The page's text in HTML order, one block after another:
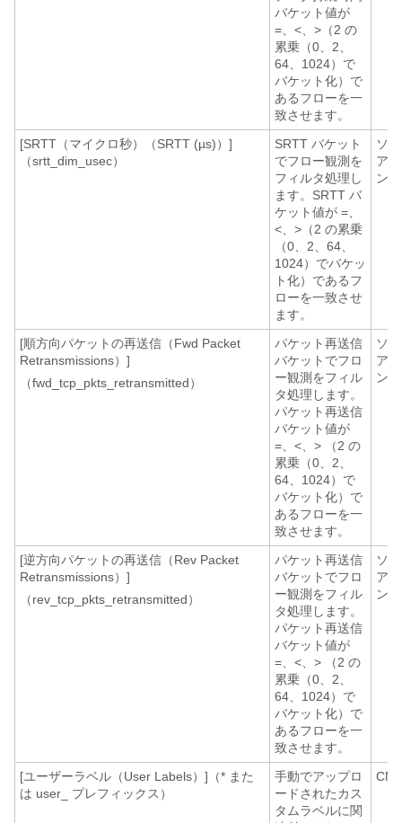
バケット値が
=、<、>（2 の
累乗（0、2、
64、1024）で
バケット化）で
あるフローを一
致させます。
[SRTT（マイクロ秒）（SRTT (µs)）]
（srtt_dim_usec）
SRTT バケット
でフロー観測を
フィルタ処理し
ます。SRTT バ
ケット値が =、
<、>（2 の累乗
（0、2、64、
1024）でバケッ
ト化）であるフ
ローを一致させ
ます。
ソ
ア
ント
[順方向パケットの再送信（Fwd Packet
Retransmissions）]
（fwd_tcp_pkts_retransmitted）
パケット再送信
バケットでフロ
ー観測をフィル
タ処理します。
パケット再送信
バケット値が
=、<、> （2 の
累乗（0、2、
64、1024）で
バケット化）で
あるフローを一
致させます。
ソ
ア
ント
[逆方向パケットの再送信（Rev Packet
Retransmissions）]
（rev_tcp_pkts_retransmitted）
パケット再送信
バケットでフロ
ー観測をフィル
タ処理します。
パケット再送信
バケット値が
=、<、> （2 の
累乗（0、2、
64、1024）で
バケット化）で
あるフローを一
致させます。
ソ
ア
ント
[ユーザーラベル（User Labels）]（* また
は user_ プレフィックス）
手動でアップロ
ードされたカス
タムラベルに関